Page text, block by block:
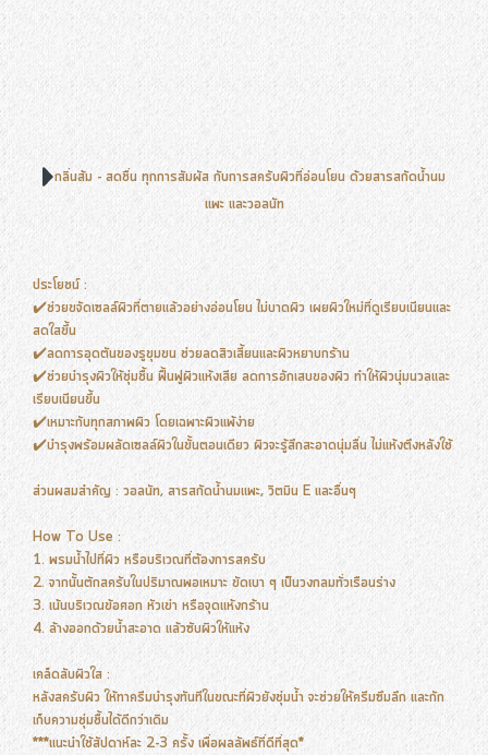
กลิ่นส้ม - สดชื่น ทุกการสัมผัส กับการสครับผิวที่อ่อนโยน ด้วยสารสกัดน้ำนม
แพะ และวอลนัท
ประโยชน์ :
✔️ช่วยขจัดเซลล์ผิวที่ตายแล้วอย่างอ่อนโยน ไม่บาดผิว เผยผิวใหม่ที่ดูเรียบเนียนและ
สดใสขึ้น
✔️ลดการอุดตันของรูขุมขน ช่วยลดสิวเสี้ยนและผิวหยาบกร้าน
✔️ช่วยบำรุงผิวให้ชุ่มชื้น ฟื้นฟูผิวแห้งเสีย ลดการอักเสบของผิว ทำให้ผิวนุ่มนวลและ
เรียบเนียนขึ้น
✔️เหมาะกับทุกสภาพผิว โดยเฉพาะผิวแพ้ง่าย
✔️บำรุงพร้อมผลัดเซลล์ผิวในขั้นตอนเดียว ผิวจะรู้สึกสะอาดนุ่มลื่น ไม่แห้งตึงหลังใช้
ส่วนผสมสำคัญ : วอลนัท, สารสกัดน้ำนมแพะ, วิตมิน E และอื่นๆ
How To Use :
1. พรมน้ำไปที่ผิว หรือบริเวณที่ต้องการสครับ
2. จากนั้นตักสครับในปริมาณพอเหมาะ ขัดเบา ๆ เป็นวงกลมทั่วเรือนร่าง
3. เน้นบริเวณข้อศอก หัวเข่า หรือจุดแห้งกร้าน
4. ล้างออกด้วยน้ำสะอาด แล้วซับผิวให้แห้ง
เคล็ดลับผิวใส :
หลังสครับผิว ให้ทาครีมบำรุงทันทีในขณะที่ผิวยังชุ่มน้ำ จะช่วยให้ครีมซึมลึก และกัก
เก็บความชุ่มชื้นได้ดีกว่าเดิม
***แนะนำใช้สัปดาห์ละ 2-3 ครั้ง เพื่อผลลัพธ์ที่ดีที่สุด*